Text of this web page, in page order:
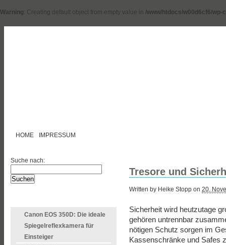
Warning: Creating default object from empty value in /www/htdocs/w00d6cf6/
HOME IMPRESSUM
Suche nach:
Canon EOS 350D: Die ideale
Spiegelreflexkamera für
Einsteiger
Tresore und
Written by Heike Stopp on 20.
Sicherheit wird heutzutage
gehören untrennbar
nötigen Schutz sorgen im
Kassenschränke und Safes